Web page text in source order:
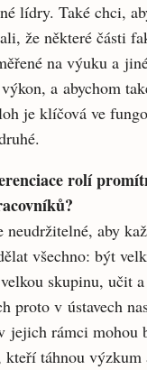
lídry. Také chci,
že některé části
na výuku a
a abychom
je klíčová ve
rolí
neudržitelné, aby
všechno: být
skupinu, učit
proto v ústavech
jejich rámci mohou
kteří táhnou